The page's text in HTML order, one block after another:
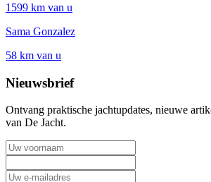
1599 km van u
Sama Gonzalez
58 km van u
Nieuwsbrief
Ontvang praktische jachtupdates, nieuwe
van De Jacht.